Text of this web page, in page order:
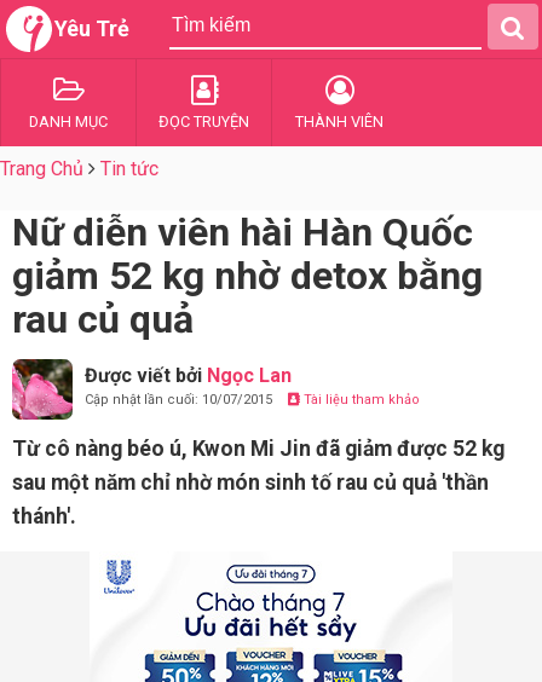
Yêu Trẻ
DANH MỤC ĐỌC TRUYỆN THÀNH VIÊN
Trang Chủ Tin tức
Nữ diễn viên hài Hàn Quốc
giảm 52 kg nhờ detox bằng
rau củ quả
Được viết bởi Ngọc Lan
Cập nhật lần cuối: 10/07/2015 Tài liệu tham khảo
Từ cô nàng béo ú, Kwon Mi Jin đã giảm được 52 kg
sau một năm chỉ nhờ món sinh tố rau củ quả 'thần
thánh'.